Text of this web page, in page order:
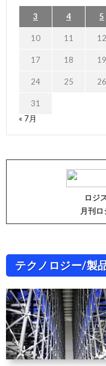
3 4 5
10 11 12
17 18 19
24 25 26
31
« 7月
ロジ
月刊
テクノロジー/製